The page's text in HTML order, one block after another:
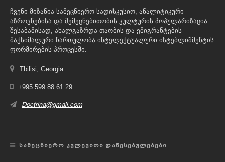
ჩვენი მიზანია სამეცნიერო-სადისკუსიო, ანალიტიკური
აზროვნებისა და შემეცნებითობის კულტურის პოპულარიზაცია.
შესაბამისად, ახალგაზრდა თაობის და ემიგრანტების
მაქსიმალური ჩართულობა ინტელექტუალური ისტებლიშმენტის
ფორმირების პროცესში.
Tbilisi, Georgia
+995 599 88 61 29
Doctrina@gmail.com
ᲡᲐᲛᲔᲪᲜᲘᲔᲠᲝ ᲙᲕᲚᲔᲕᲘᲗᲘ ᲓᲐᲬᲔᲡᲔᲑᲣᲚᲔᲑᲔᲑᲘ